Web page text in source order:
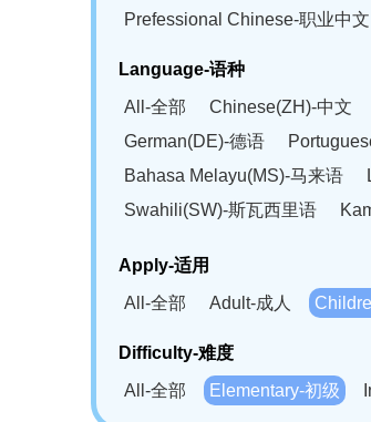
Prefessional Chinese-职业中文
Language-语种
All-全部
Chinese(ZH)-中文
German(DE)-德语
Bahasa Melayu(MS)-马来语
Swahili(SW)-斯瓦西里语
Apply-适用
All-全部
Adult-成人
Difficulty-难度
All-全部
Elementary-初级